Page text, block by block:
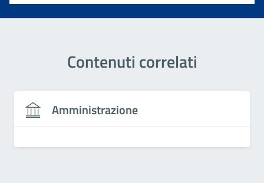
Contenuti correlati
Amministrazione